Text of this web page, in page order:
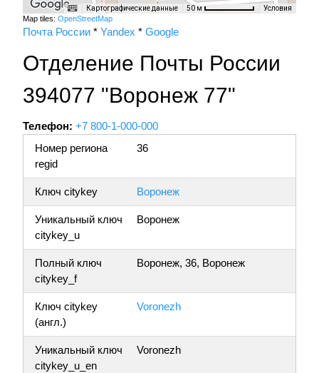
Картографические данные 50 м Условия
Map tiles: OpenStreetMap
Почта России * Yandex * Google
Отделение Почты России
394077 "Воронеж 77"
Телефон: +7 800-1-000-000
Номер региона
regid
36
Ключ citykey Воронеж
Уникальный ключ
citykey_u
Воронеж
Полный ключ
citykey_f
Воронеж, 36, Воронеж
Ключ citykey
(англ.)
Voronezh
Уникальный ключ
citykey_u_en
Voronezh